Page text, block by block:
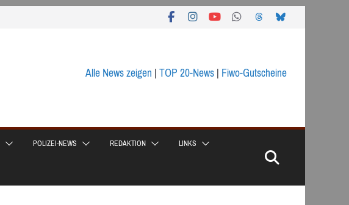
Alle News zeigen|TOP 20-News|Fiwo-Gutscheine
POLIZEI-NEWS REDAKTION LINKS